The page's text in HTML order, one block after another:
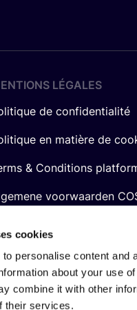
cookies
personalise content and
about your use
combine it with other
their services.
LÉGALES
de confidentialité
en matière de
& Conditions
voorwaarden